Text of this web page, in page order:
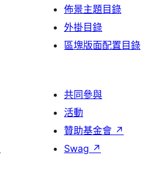
佈景主題目錄
外掛目錄
區塊版面配置目錄
共同參與
活動
贊助基金會 ↗
Swag ↗